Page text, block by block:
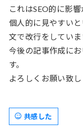
これはSEO的に影
個人的に見やすい
文で改行をしていま
今後の記事作成に
す。
よろしくお願い致し
共感した